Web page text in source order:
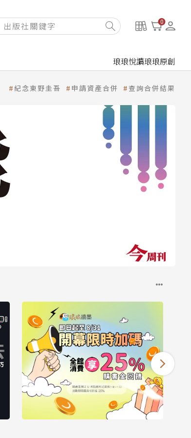
0
琅琅悅讀琅琅原創
紀念東野圭吾 申請資產合併 查詢合併結果